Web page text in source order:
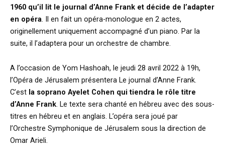
1960 qu’il lit le journal d’Anne Frank et décide de l’adapter
en opéra . Il en fait un opéra-monologue en 2 actes,
originellement uniquement accompagné d’un piano. Par la
suite, il l’adaptera pour un orchestre de chambre.
A l’occasion de Yom Hashoah, le jeudi 28 avril 2022 à 19h,
l’Opéra de Jérusalem présentera Le journal d’Anne Frank.
C’est la soprano Ayelet Cohen qui tiendra le rôle titre
d’Anne Frank. Le texte sera chanté en hébreu avec des sous-
titres en hébreu et en anglais. L’opéra sera joué par
l’Orchestre Symphonique de Jérusalem sous la direction de
Omar Arieli.